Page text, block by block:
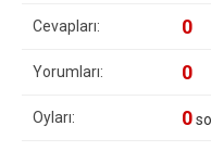
Cevapları: 0
Yorumları: 0
Oyları: 0